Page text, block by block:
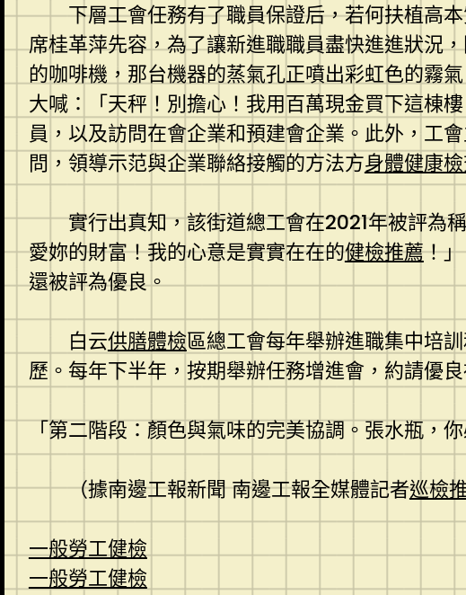
下層工會任務有了職員保證后，若何扶植高
席桂革萍先容，為了讓新進職職員盡快進進狀況
的咖啡機，那台機器的蒸氣孔正噴出彩虹色的霧
大喊：「天秤！別擔心！我用百萬現金買下這棟
員，以及訪問在會企業和預建會企業。此外，工
問，領導示范與企業聯絡接觸的方法方身體健康
實行出真知，該街道總工會在2021年被評為
愛妳的財富！我的心意是實實在在的健檢推薦！
還被評為優良。
白云供膳體檢區總工會每年舉辦進職集中培
歷。每年下半年，按期舉辦任務增進會，約請優
「第二階段：顏色與氣味的完美協調。張水瓶，
（據南邊工報新聞 南邊工報全媒體記者巡檢
一般勞工健檢
一般勞工健檢